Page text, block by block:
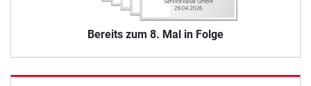
Bereits zum 8. Mal in Folge